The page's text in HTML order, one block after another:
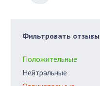
Фильтровать отзывы
Положительные
Нейтральные